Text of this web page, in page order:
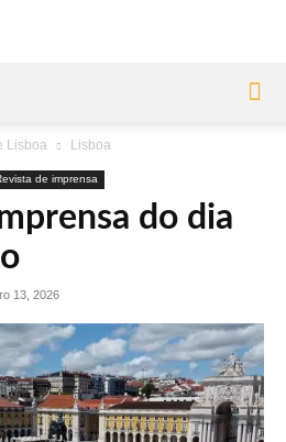
Lisboa Lisboa
de imprensa
do dia
13, 2026